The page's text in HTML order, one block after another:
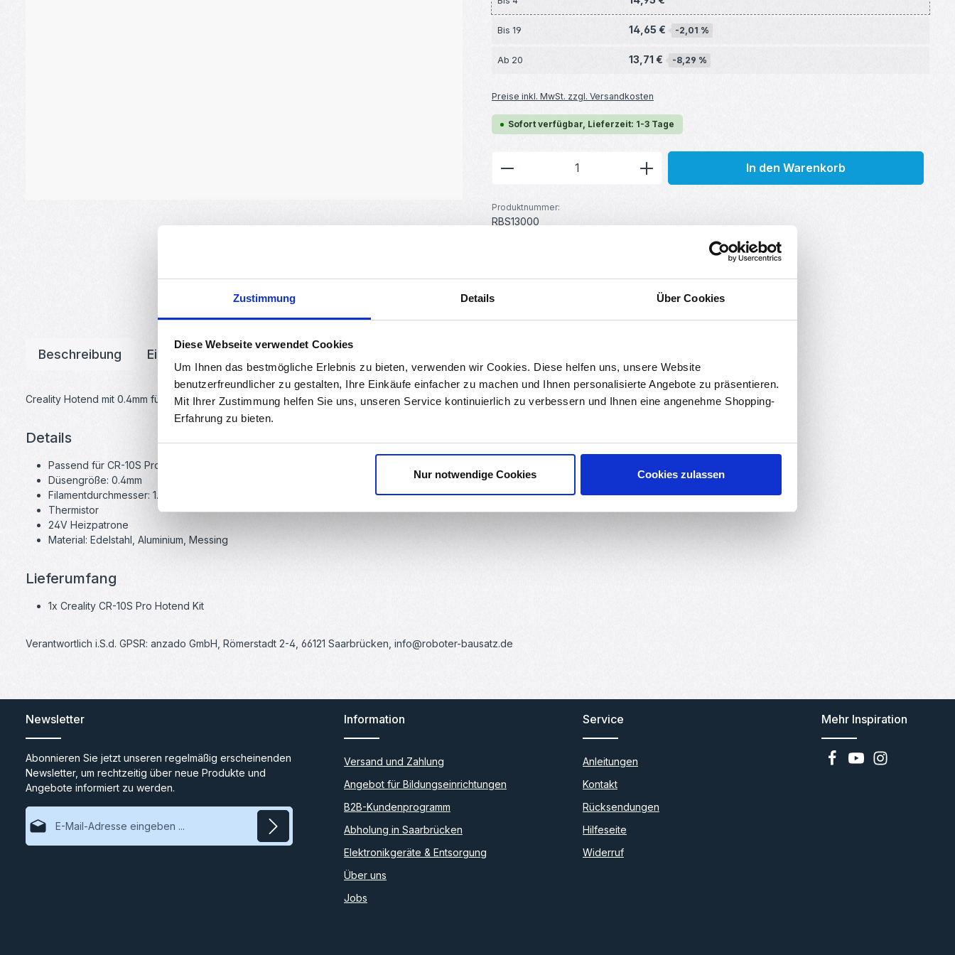
Zustimmung Details Über Cookies
Diese Webseite verwendet Cookies
Um Ihnen das bestmögliche Erlebnis zu bieten, verwenden wir Cookies. Diese helfen uns, unsere Website
benutzerfreundlicher zu gestalten, Ihre Einkäufe einfacher zu machen und Ihnen personalisierte Angebote zu präsentieren.
Mit Ihrer Zustimmung helfen Sie uns, unseren Service kontinuierlich zu verbessern und Ihnen eine angenehme Shopping-
Erfahrung zu bieten.
Nur notwendige Cookies Cookies zulassen
Bis 19 14,65 € -2,01 %
Ab 20 13,71 € -8,29 %
Preise inkl. MwSt. zzgl. Versandkosten
Sofort verfügbar, Lieferzeit: 1-3 Tage
Produkt Anzahl: Gib den gewünschten Wert ein oder
In den Warenkorb
Produktnummer:
RBS13000
0.166 kg
Beschreibung Eigenschaften
Creality Hotend mit 0.4mm für den CR-10S Pro. Das Hotend ist komplett montiert.
Details
Passend für CR-10S Pro, CR-10S Pro V2 und CR-10 Max
Düsengröße: 0.4mm
Filamentdurchmesser: 1.75mm
Thermistor
24V Heizpatrone
Material: Edelstahl, Aluminium, Messing
Lieferumfang
1x Creality CR-10S Pro Hotend Kit
Verantwortlich i.S.d. GPSR: anzado GmbH, Römerstadt 2-4, 66121 Saarbrücken, info@roboter-bausatz.de
Newsletter
Abonnieren Sie jetzt unseren regelmäßig erscheinenden
Newsletter, um rechtzeitig über neue Produkte und
Angebote informiert zu werden.
E-Mail-Adresse*
Information
Versand und Zahlung
Angebot für Bildungseinrichtungen
B2B-Kundenprogramm
Abholung in Saarbrücken
Elektronikgeräte & Entsorgung
Über uns
Jobs
Service
Anleitungen
Kontakt
Rücksendungen
Hilfeseite
Widerruf
Mehr Inspiration